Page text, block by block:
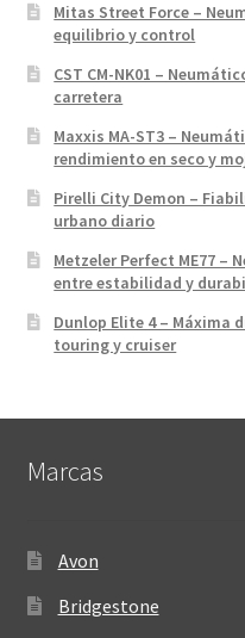
Mitas Street Force –
equilibrio y control
CST CM-NK01 –
carretera
Maxxis MA-ST3 –
rendimiento en seco y
Pirelli City Demon –
urbano diario
Metzeler Perfect ME77 –
entre estabilidad y
Dunlop Elite 4 – Máxima
touring y cruiser
Marcas
Avon
Bridgestone